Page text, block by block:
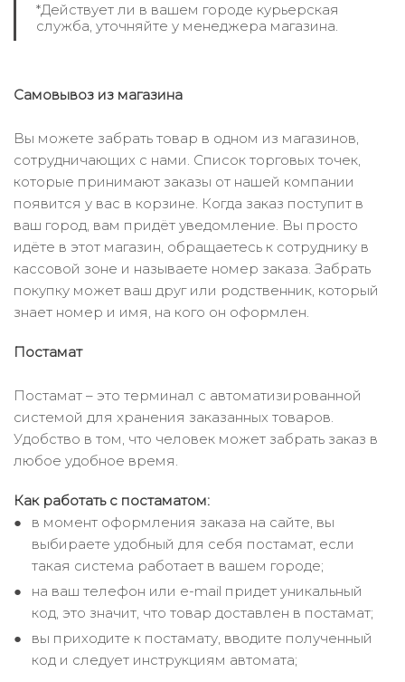
*Действует ли в вашем городе курьерская
служба, уточняйте у менеджера магазина.
Самовывоз из магазина
Вы можете забрать товар в одном из магазинов,
сотрудничающих с нами. Список торговых точек,
которые принимают заказы от нашей компании
появится у вас в корзине. Когда заказ поступит в
ваш город, вам придёт уведомление. Вы просто
идёте в этот магазин, обращаетесь к сотруднику в
кассовой зоне и называете номер заказа. Забрать
покупку может ваш друг или родственник, который
знает номер и имя, на кого он оформлен.
Постамат
Постамат – это терминал с автоматизированной
системой для хранения заказанных товаров.
Удобство в том, что человек может забрать заказ в
любое удобное время.
Как работать с постаматом:
в момент оформления заказа на сайте, вы
выбираете удобный для себя постамат, если
такая система работает в вашем городе;
на ваш телефон или e-mail придет уникальный
код, это значит, что товар доставлен в постамат;
вы приходите к постамату, вводите полученный
код и следует инструкциям автомата;